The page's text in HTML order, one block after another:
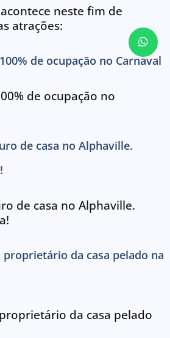
neste fim de
atrações:
de ocupação no
de casa no Alphaville.
da casa pelado